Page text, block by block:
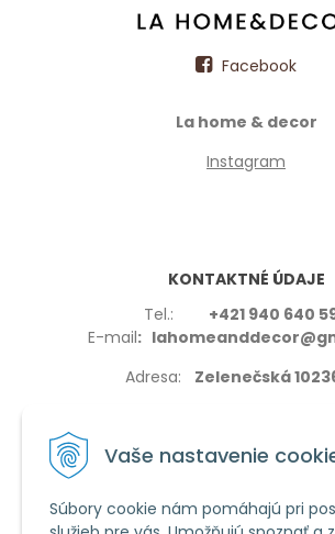
Vaše nastavenie
Súbory cookie nám pomáhajú pri
Facebook
La home & decor
Instagram
KONTAKTNÉ ÚDAJE
Tel.: +421 940 640
E-mail:
Adresa: Zelenečská